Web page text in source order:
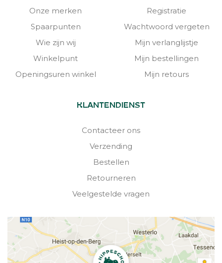
Onze merken
Spaarpunten
Wie zijn wij
Winkelpunt
Openingsuren winkel
Registratie
Wachtwoord vergeten
Mijn verlanglijstje
Mijn bestellingen
Mijn retours
KLANTENDIENST
Contacteer ons
Verzending
Bestellen
Retourneren
Veelgestelde vragen